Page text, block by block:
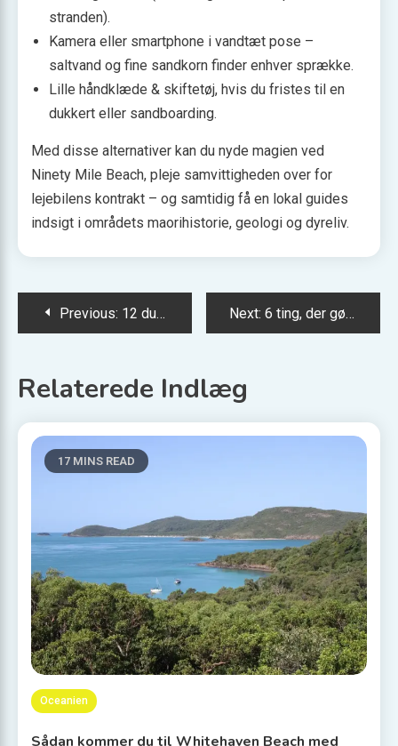
stranden).
Kamera eller smartphone i vandtæt pose –
saltvand og fine sandkorn finder enhver sprække.
Lille håndklæde & skiftetøj, hvis du fristes til en
dukkert eller sandboarding.
Med disse alternativer kan du nyde magien ved
Ninety Mile Beach, pleje samvittigheden over for
lejebilens kontrakt – og samtidig få en lokal guides
indsigt i områdets maorihistorie, geologi og dyreliv.
Indlægsnavigation
Previous: 12 dumplingsteder i Shanghai, du skal prøve Next: 6 ting, der gør madlavning i hostelkøkkenet nemmere
Relaterede Indlæg
17 MINS READ
Oceanien
Sådan kommer du til Whitehaven Beach med